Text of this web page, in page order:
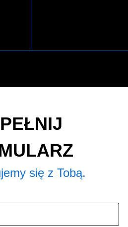
się z Tobą.